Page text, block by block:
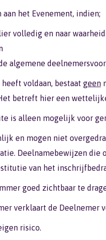
het Evenement, indien;
volledig en naar
algemene
voldaan, bestaat geen
betreft hier een
is alleen mogelijk voor
en mogen niet
Deelnamebewijzen
van het
goed zichtbaar te
verklaart de Deelnemer
risico.